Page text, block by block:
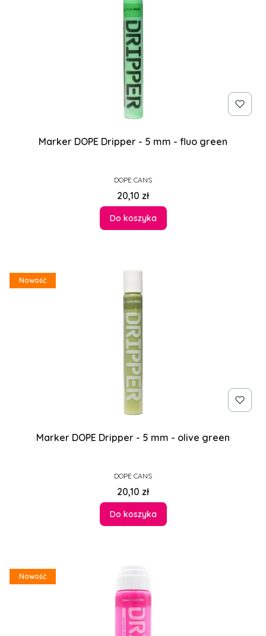
Marker DOPE Dripper - 5 mm - fluo green
PRODUCENT
DOPE CANS
Cena
20,10 zł
Do koszyka
Nowość
Marker DOPE Dripper - 5 mm - olive green
PRODUCENT
DOPE CANS
Cena
20,10 zł
Do koszyka
Nowość